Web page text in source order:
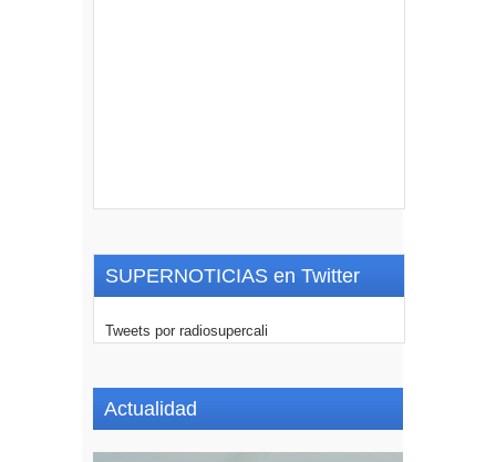
SUPERNOTICIAS en Twitter
Tweets por radiosupercali
Actualidad